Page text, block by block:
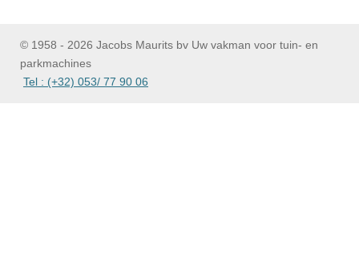
© 1958 - 2026 Jacobs Maurits bv Uw vakman voor tuin- en
parkmachines
Tel : (+32) 053/ 77 90 06